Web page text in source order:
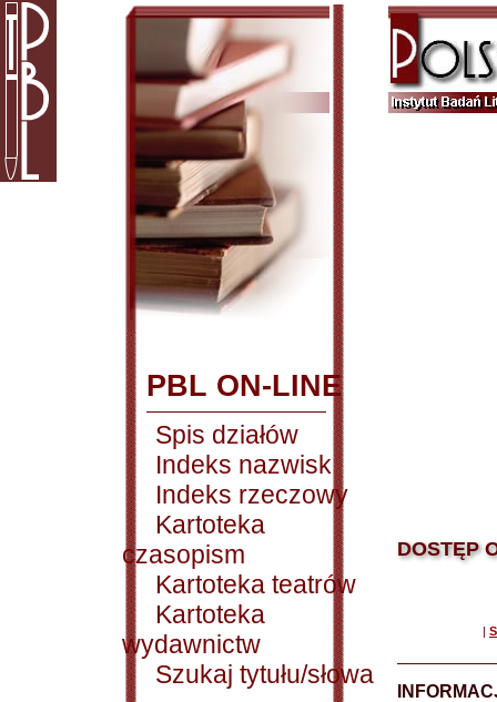
PBL ON-LINE
Spis działów
Indeks nazwisk
Indeks rzeczowy
Kartoteka
czasopism
Kartoteka teatrów
Kartoteka
wydawnictw
Szukaj tytułu/słowa
DOSTĘP
|